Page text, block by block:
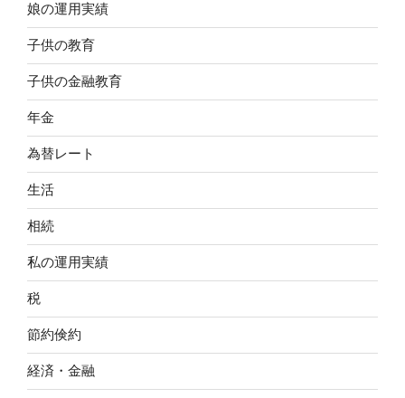
娘の運用実績
子供の教育
子供の金融教育
年金
為替レート
生活
相続
私の運用実績
税
節約倹約
経済・金融